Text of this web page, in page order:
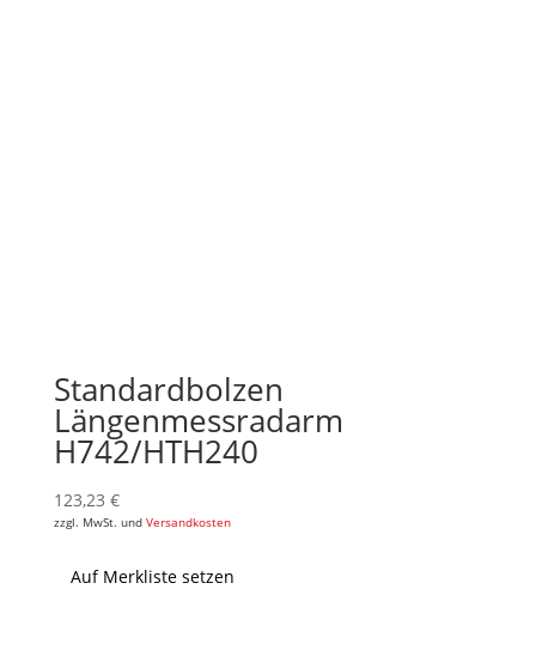
Standardbolzen
Längenmessradarm
H742/HTH240
123,23 €
zzgl. MwSt. und Versandkosten
Auf Merkliste setzen